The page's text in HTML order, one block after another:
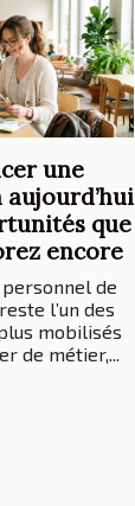
une
que
encore
de
l’un des
mobilisés
de métier,...